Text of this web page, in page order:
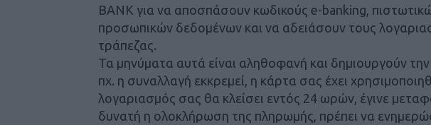
BANK για να αποσπάσουν κωδικούς e-banking,
προσωπικών δεδομένων και να αδειάσουν τους
τράπεζας.
Τα μηνύματα αυτά είναι αληθοφανή και δημιουργούν
πχ. η συναλλαγή εκκρεμεί, η κάρτα σας έχει
λογαριασμός σας θα κλείσει εντός 24 ωρών, έγινε
δυνατή η ολοκλήρωση της πληρωμής, πρέπει να